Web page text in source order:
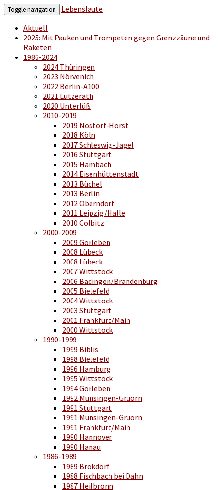
Toggle navigation
Lebenslaute
Aktuell
2025: Mit Pauken und Trompeten gegen Grenzzäune und
Raketen
1986-2024
2024 Thüringen
2023 Nörvenich
2022 Berlin-A100
2021 Lützerath
2020 Unterlüß
2010-2019
2019 Nostorf-Horst
2018 Köln
2017 Schleswig-Jagel
2016 Stuttgart
2015 Hambach
2014 Eisenhüttenstadt
2013 Büchel
2013 Berlin
2012 Oberndorf
2011 Leipzig/Halle
2010 Colbitz
2000-2009
2009 Gorleben
2008 Lübeck
2008 Lübeck
2007 Wittstock
2006 Badingen/Brandenburg
2005 Bielefeld
2004 Wittstock
2003 Stuttgart
2001 Frankfurt/Main
2000 Wittstock
1990-1999
1999 Biblis
1998 Bielefeld
1996 Hamburg
1995 Wittstock
1994 Gorleben
1992 Münsingen-Gruorn
1991 Stuttgart
1991 Münsingen-Gruorn
1991 Frankfurt/Main
1990 Hannover
1990 Hanau
1986-1989
1989 Brokdorf
1988 Fischbach bei Dahn
1987 Heilbronn